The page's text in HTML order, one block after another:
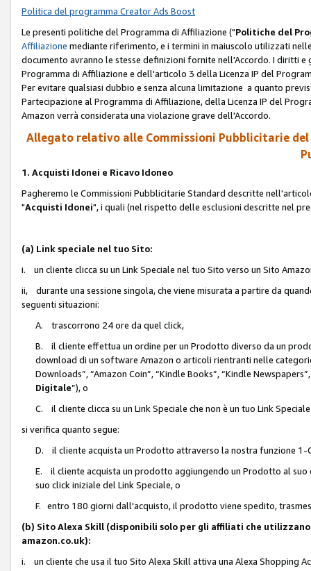
Politica del programma Creator Ads Boost
Le presenti politiche del Programma di Affiliazione ("Politiche del
Affiliazione mediante riferimento, e i termini in maiuscolo utilizzati
documento avranno le stesse definizioni fornite nell'Accordo. I diritti
Programma di Affiliazione e dell'articolo 3 della Licenza IP del
Per evitare qualsiasi dubbio e senza alcuna limitazione a quanto
Partecipazione al Programma di Affiliazione, della Licenza IP del
Amazon verrà considerata una violazione grave dell'Accordo.
Allegato relativo alle Commissioni Pubblicitarie
1. Acquisti Idonei e Ricavo Idoneo
Pagheremo le Commissioni Pubblicitarie Standard descritte
"Acquisti Idonei", i quali (nel rispetto delle esclusioni descritte nel
(a) Link speciale nel tuo Sito:
i. un cliente clicca su un Link Speciale nel tuo Sito verso un Sito
ii, durante una sessione singola, che viene misurata a partire da
seguenti situazioni:
A. trascorrono 24 ore da quel click,
B. il cliente effettua un ordine per un Prodotto diverso da un
download di un software Amazon o articoli rientranti nelle categorie
Downloads”, “Amazon Coin”, “Kindle Books”, “Kindle
Digitale”), o
C. il cliente clicca su un Link Speciale che non è un tuo Link
si verifica quanto segue:
D. il cliente acquista un Prodotto attraverso la nostra funzione 1-
E. il cliente acquista un prodotto aggiungendo un Prodotto al
suo click iniziale del Link Speciale, o
F. entro 180 giorni dall'acquisto, il prodotto viene spedito,
(b) Sito Alexa Skill (disponibili solo per gli affiliati che
amazon.co.uk):
i. un cliente che usa il tuo Sito Alexa Skill attiva una Alexa Shopping